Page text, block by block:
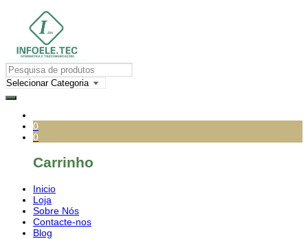
0
0
Carrinho
Inicio
Loja
Sobre Nós
Contacte-nos
Blog